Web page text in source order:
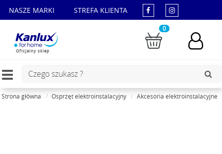
NASZE MARKI STREFA KLIENTA
Oficjalny sklep
0
Toggle
Strona główna Osprzęt elektroinstalacyjny Akcesoria elektroinstalacyjne